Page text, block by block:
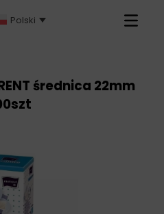
Polski
Primary
średnica 22mm